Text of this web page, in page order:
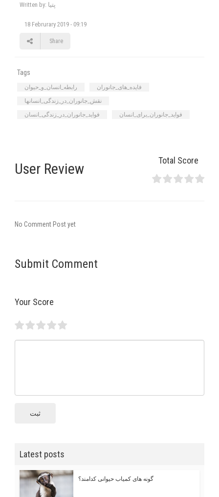
Written by: پتیا
18 Februrary 2019 - 09:19
Share
Tags
رابطه_انسان_و_حیوان
فایده_های_جانوران
نقش_جانوران_در_زندگی_انسانها
فواید_جانوران_در_زندگی_انسان
فواید_جانوران_برای_انسان
User Review Total Score
No Comment Post yet
Submit Comment
Your Score
ثبت
Latest posts
گونه های کمیاب حیوانی کدامند؟